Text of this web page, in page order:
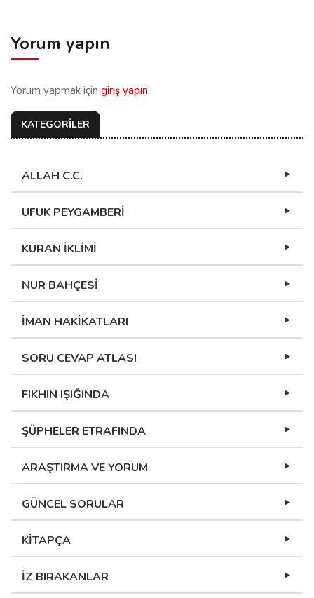
Yorum yapın
Yorum yapmak için giriş yapın.
KATEGORİLER
ALLAH C.C.
UFUK PEYGAMBERİ
KURAN İKLİMİ
NUR BAHÇESİ
İMAN HAKİKATLARI
SORU CEVAP ATLASI
FIKHIN IŞIĞINDA
ŞÜPHELER ETRAFINDA
ARAŞTIRMA VE YORUM
GÜNCEL SORULAR
KİTAPÇA
İZ BIRAKANLAR